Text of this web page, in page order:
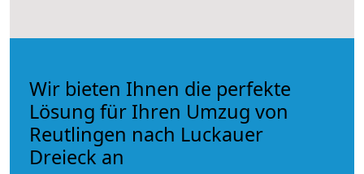
Wir bieten Ihnen die perfekte
Lösung für Ihren Umzug von
Reutlingen nach Luckauer
Dreieck an